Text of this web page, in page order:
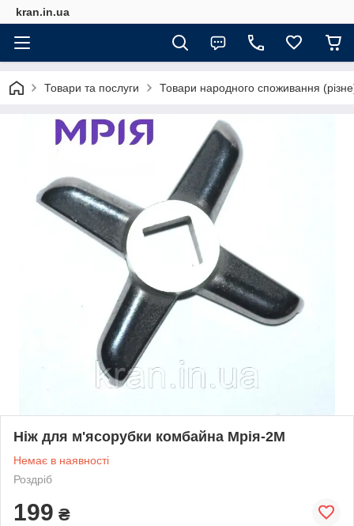
kran.in.ua
Товари та послуги Товари народного споживання
Ніж для м'ясорубки комбайна Мрія-2М
Немає в наявності
Роздріб
199 ₴